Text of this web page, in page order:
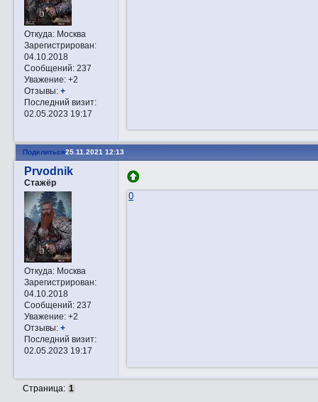
Откуда:Москва
Зарегистрирован:
04.10.2018
Сообщений:237
Уважение: +2
Отзывы: +
Последний визит:
02.05.2023 19:17
Поделиться25.11.2021 12:13
Prvodnik
Стажёр
Откуда:Москва
Зарегистрирован:
04.10.2018
Сообщений:237
Уважение: +2
Отзывы: +
Последний визит:
02.05.2023 19:17
0
Страница: 1